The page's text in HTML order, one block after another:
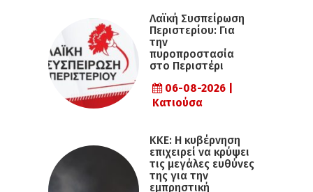
Λαϊκή Συσπείρωση
Περιστερίου: Για
την
πυροπροστασία
στο Περιστέρι
06-08-2026 |
Κατιούσα
ΚΚΕ: Η κυβέρνηση
επιχειρεί να κρύψει
τις μεγάλες ευθύνες
της για την
εμπρηστική